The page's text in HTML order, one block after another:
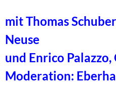
mit Thomas
Neuse
und Enrico
Moderation: